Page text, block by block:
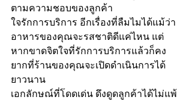
ตามความชอบของลูกค้า
ใจรักการบริการ อีกเรื่องที่ลืมไมได้แม้ว่า
อาหารของคุณจะรสชาติดีแค่ไหน แต่
หากขาดจิตใจที่รักการบริการแล้วก็คง
ยากที่ร้านของคุณจะเปิดดำเนินการได้
ยาวนาน
เอกลักษณ์ที่โดดเด่น ดึงดูดลูกค้าได้ไม่แพ้